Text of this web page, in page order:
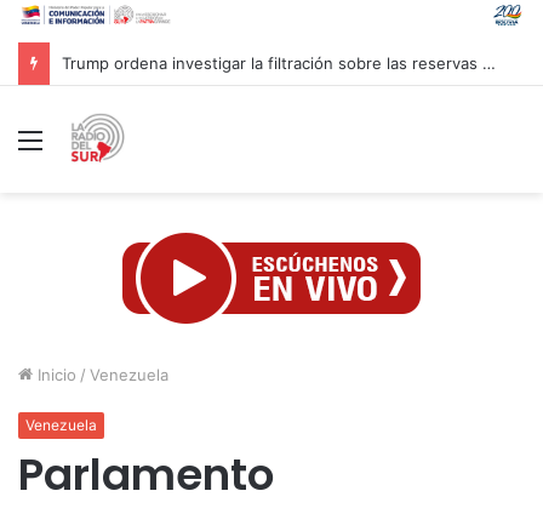
Inaugurado en Cuba XXIV Encuentro Internacional de Partidos Comunistas y Obreros
Menú
Inicio / Venezuela
Venezuela
Parlamento